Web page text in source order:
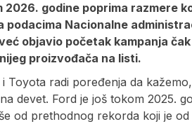
godine poprima razmere
podacima Nacionalne
objavio početak kampanja
proizvođača na listi.
Toyota radi poređenja da
devet. Ford je još tokom 2025.
od prethodnog rekorda koji je